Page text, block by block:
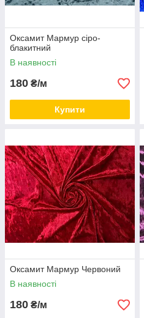
Оксамит Мармур сіро-
блакитний
В наявності
180 ₴/м
Купити
Оксамит Мармур Червоний
В наявності
180 ₴/м